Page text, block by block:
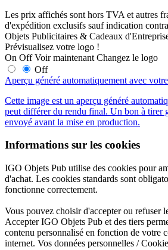
Les prix affichés sont hors TVA et autres
d'expédition exclusifs sauf indication
Objets Publicitaires & Cadeaux
Prévisualisez votre logo !
On Off Voir maintenant Changez le logo
Off
Aperçu généré automatiquement avec
Cette image est un aperçu généré
peut différer du rendu final. Un bon à tirer
envoyé avant la mise en production.
Informations sur les cookies
IGO Objets Pub utilise des cookies pour
d'achat. Les cookies standards sont
fonctionne correctement.
Vous pouvez choisir d'accepter ou refuser
Accepter IGO Objets Pub et des tiers
contenu personnalisé en fonction de votre
internet. Vos données personnelles /